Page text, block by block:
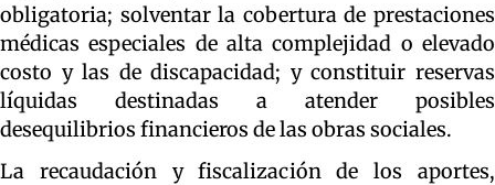
obligatoria; solventar la cobertura de prestaciones
médicas especiales de alta complejidad o elevado
costo y las de discapacidad; y constituir reservas
líquidas destinadas a atender posibles
desequilibrios financieros de las obras sociales.
La recaudación y fiscalización de los aportes,